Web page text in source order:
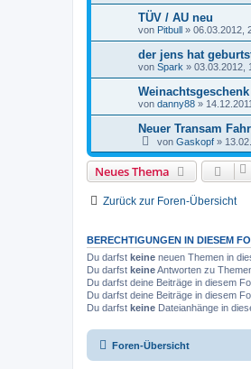
TÜV / AU neu
von Pitbull » 06.03.2012,
der jens hat
von Spark » 03.03.2012,
von danny88 »
Neuer Transam
von Gaskopf »
Neues Thema
Zurück zur Foren-Übersicht
BERECHTIGUNGEN IN DIESEM
Du darfst keine neuen Themen in
Du darfst keineAntworten zu
Du darfst deine Beiträge in diesem
Du darfst deine Beiträge in diesem
Du darfst keine Dateianhänge in
Foren-Übersicht